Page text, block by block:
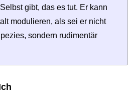
gibt, das es tut. Er kann
modulieren, als sei er nicht
sondern rudimentär